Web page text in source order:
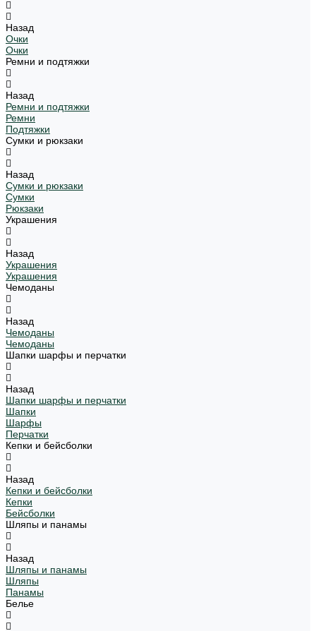
Назад
Очки
Очки
Ремни и подтяжки
Назад
Ремни и подтяжки
Ремни
Подтяжки
Сумки и рюкзаки
Назад
Сумки и рюкзаки
Сумки
Рюкзаки
Украшения
Назад
Украшения
Украшения
Чемоданы
Назад
Чемоданы
Чемоданы
Шапки шарфы и перчатки
Назад
Шапки шарфы и перчатки
Шапки
Шарфы
Перчатки
Кепки и бейсболки
Назад
Кепки и бейсболки
Кепки
Бейсболки
Шляпы и панамы
Назад
Шляпы и панамы
Шляпы
Панамы
Белье